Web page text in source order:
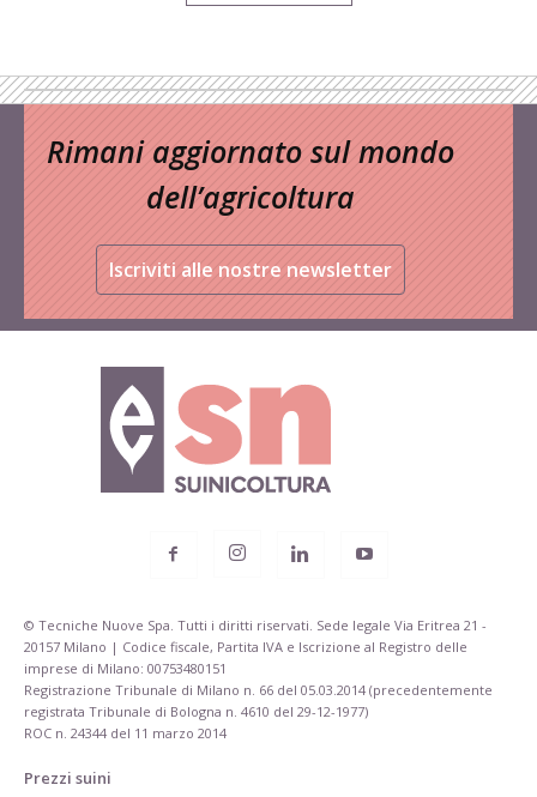
Rimani aggiornato sul mondo
dell’agricoltura
Iscriviti alle nostre newsletter
© Tecniche Nuove Spa. Tutti i diritti riservati. Sede legale Via Eritrea 21 -
20157 Milano | Codice fiscale, Partita IVA e Iscrizione al Registro delle
imprese di Milano: 00753480151
Registrazione Tribunale di Milano n. 66 del 05.03.2014 (precedentemente
registrata Tribunale di Bologna n. 4610 del 29-12-1977)
ROC n. 24344 del 11 marzo 2014
Prezzi suini